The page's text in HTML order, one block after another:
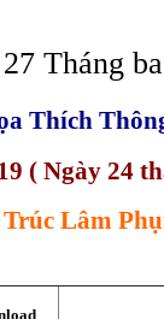
Tháng
Thích
( Ngày 24
Lâm